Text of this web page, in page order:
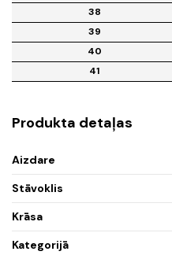
38
39
40
41
Produkta detaļas
Aizdare
Stāvoklis
Krāsa
Kategorijā